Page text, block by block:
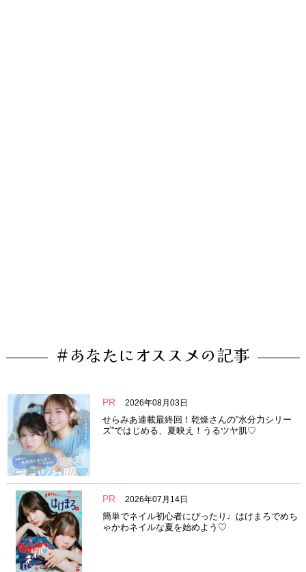
#あなたにオススメの記事
PR 2026年08月03日
せらみあ連載最終回！乾燥さんの”水分力シリー
ズ”ではじめる、夏映え！うるツヤ肌♡
PR 2026年07月14日
簡単でネイル初心者にぴったり♩はけまろでめち
ゃかわネイルな夏を始めよう♡